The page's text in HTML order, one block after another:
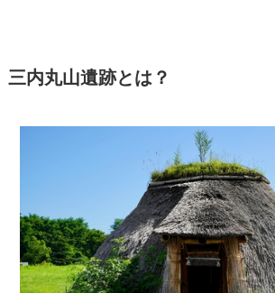
三内丸山遺跡とは？